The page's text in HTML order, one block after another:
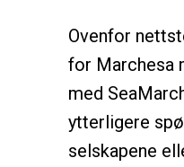
Ovenfor
for Marchesa
med
ytterligere
selskapene